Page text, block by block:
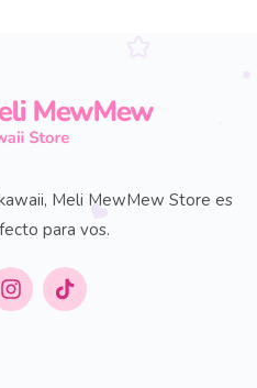
Meli MewMew Store es
para vos.